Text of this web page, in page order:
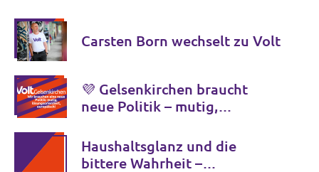
Carsten Born wechselt zu Volt
💜 Gelsenkirchen braucht
neue Politik – mutig,
Haushaltsglanz und die
bittere Wahrheit –